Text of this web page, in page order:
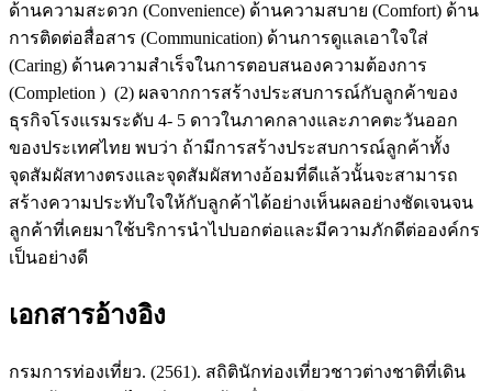
ด้านความสะดวก (Convenience) ด้านความสบาย (Comfort) ด้าน
การติดต่อสื่อสาร (Communication) ด้านการดูแลเอาใจใส่
(Caring) ด้านความสำเร็จในการตอบสนองความต้องการ
(Completion ) (2) ผลจากการสร้างประสบการณ์กับลูกค้าของ
ธุรกิจโรงแรมระดับ 4- 5 ดาวในภาคกลางและภาคตะวันออก
ของประเทศไทย พบว่า ถ้ามีการสร้างประสบการณ์ลูกค้าทั้ง
จุดสัมผัสทางตรงและจุดสัมผัสทางอ้อมที่ดีแล้วนั้นจะสามารถ
สร้างความประทับใจให้กับลูกค้าได้อย่างเห็นผลอย่างชัดเจนจน
ลูกค้าที่เคยมาใช้บริการนำไปบอกต่อและมีความภักดีต่อองค์กร
เป็นอย่างดี
เอกสารอ้างอิง
กรมการท่องเที่ยว. (2561). สถิตินักท่องเที่ยวชาวต่างชาติที่เดิน